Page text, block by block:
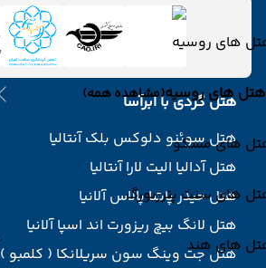
های روسیه
هتل های روسیه(مشاهده همه)
های مسکو
های سنت پترزبورگ
های هند
هتل گردی با ابرآسا
هتل سوئنو دلوکس بلک آنتالیا
هتل آدالیا الیت لارا آنتالیا
هتل حیدر پاشا پالاس آلانیا
هتل لانگ بیچ ریزورت اند اسپا آلانیا
هتل جت وینگ سون سریلانکا ( کلمبو )